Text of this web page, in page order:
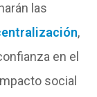
las
,
en el
social